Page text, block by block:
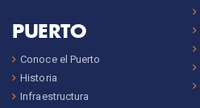
PUERTO
Conoce el Puerto
Historia
Infraestructura